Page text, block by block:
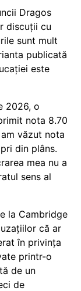
Dragos
discuții cu
sunt mult
publicată
este
2026, o
nota 8.70
văzut nota
din plâns.
mea nu a
sens al
la Cambridge
că ar
în privința
printr-o
de un
de